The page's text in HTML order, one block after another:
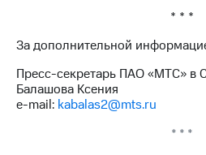
* * *
За дополнительной
Пресс-секретарь ПАО «МТС» в
Балашова Ксения
e-mail: kabalas2@mts.ru
* * *